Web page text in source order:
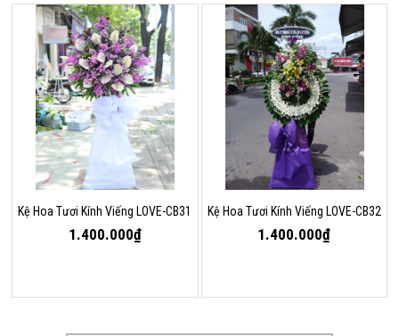
Kệ Hoa Tươi Kính Viếng LOVE-CB31
1.400.000₫
Kệ Hoa Tươi Kính Viếng LOVE-CB32
1.400.000₫